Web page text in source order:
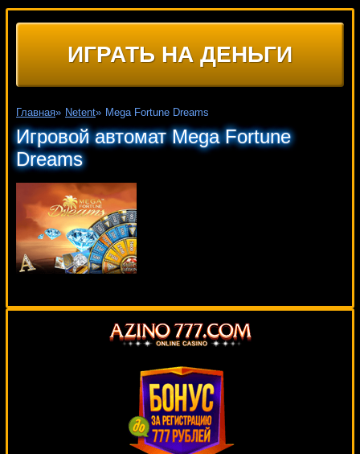
ИГРАТЬ НА ДЕНЬГИ
Главная» Netent» Mega Fortune Dreams
Игровой автомат Mega Fortune
Dreams